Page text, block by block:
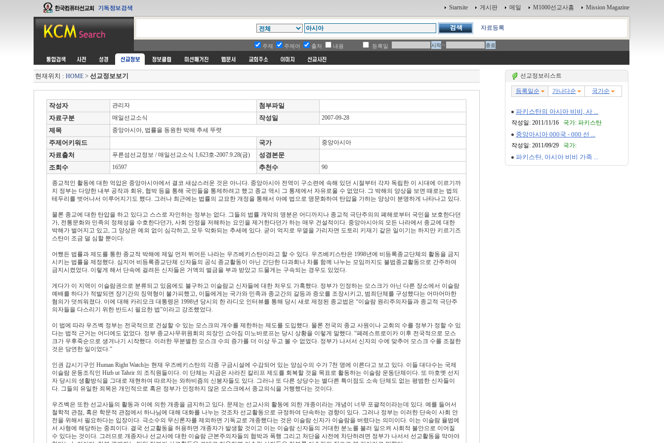
Startsite 게시판 메일 M1000선교사홈 Mission Magazine
자료등록
주제 주제어 출처 내용 등록일 ~
현재위치 : HOME> 선교정보보기
작성자 관리자
첨부파일
자료구분
매일선교소식 작성일 2007-09-28
제목 중앙아시아, 법률을 동원한 박해 추세 뚜렷
주제어키워드 국가 중앙아시아
자료출처 푸른섬선교정보 / 매일선교소식 1,623호-2007.9.28(금)
성경본문
조회수
16597 추천수 90
종교적인 활동에 대한 억압은 중앙아시아에서 결코 새삼스러운 것은 아니다. 중앙아시아 전역이 구소련에 속해 있던 시절부터 각자 독립한 이 시대에 이르기까
지 정부는 다양한 내부 공작과 회유, 협박 등을 통해 국민들을 통제하려고 했고 종교 역시 그 통제에서 자유로울 수 없었다. 그 박해의 양상을 보면 때로는 법의
테두리를 벗어나서 이루어지기도 했다. 그러나 최근에는 법률의 교묘한 개정을 통해서 아예 법으로 명문화하여 탄압을 가하는 양상이 분명하게 나타나고 있다.
물론 종교에 대한 탄압을 하고 있다고 스스로 자인하는 정부는 없다. 그들의 법률 개악의 명분은 어디까지나 종교적 극단주의의 폐해로부터 국민을 보호한다던
가, 전통문화와 민족의 정체성을 수호한다던가, 사회 안정을 저해하는 요인을 제거한다던가 하는 매우 건설적이다. 중앙아시아의 모든 나라에서 종교에 대한
박해가 벌어지고 있고, 그 양상은 예외 없이 심각하고, 모두 악화되는 추세에 있다. 굳이 억지로 우열을 가리자면 도토리 키재기 같은 일이기는 하지만 키르기즈
스탄이 조금 덜 심할 뿐이다.
어쨌든 법률과 제도를 통한 종교적 박해에 제일 먼저 뛰어든 나라는 우즈베키스탄이라고 할 수 있다. 우즈베키스탄은 1998년에 비등록종교단체의 활동을 금지
시키는 법률을 제정했다. 심지어 비등록종교단체 신자들의 공식 종교활동이 아닌 간단한 다과회나 차를 함께 나누는 모임까지도 불법종교활동으로 간주하여
금지시켰었다. 이렇게 해서 단속에 걸려든 신자들은 거액의 벌금을 부과 받았고 드물게는 구속되는 경우도 있었다.
게다가 이 지역이 이슬람권으로 분류되고 있음에도 불구하고 이슬람교 신자들에 대한 처우도 가혹했다. 정부가 인정하는 모스크가 아닌 다른 장소에서 이슬람
예배를 하다가 적발되면 장기간의 징역형이 불가피했고, 이들에게는 국가와 민족과 종교간의 갈등과 증오를 조장시키고, 범죄단체를 구성했다는 어마어마한
혐의가 덧씌워졌다. 이에 대해 카리모크 대통령은 1998년 당시의 한 라디오 인터뷰를 통해 당시 새로 제정된 종교법은 “이슬람 원리주의자들과 종교적 극단주
의자들을 다스리기 위한 반드시 필요한 법”이라고 강조했었다.
이 법에 따라 우즈벡 정부는 전국적으로 건설할 수 있는 모스크의 개수를 제한하는 제도를 도입했다. 물론 전국의 종교 사원이나 교회의 수를 정부가 정할 수 있
다는 법적 근거는 어디에도 없었다. 정부 종교사무위원회의 의장인 쇼아짐 미노바로프는 당시 상황을 이렇게 말했다. “페레스트로이카 이후 전국적으로 모스
크가 우후죽순으로 생겨나기 시작했다. 이러한 무분별한 모스크 수의 증가를 더 이상 두고 볼 수 없었다. 정부가 나서서 신자의 수에 맞추어 모스크 수를 조절한
것은 당연한 일이었다.”
인권 감시기구인 Human Right Watch는 현재 우즈베키스탄의 각종 구금시설에 수감되어 있는 양심수의 수가 7천 명에 이른다고 보고 있다. 이들 대다수는 국제
이슬람 운동조직인 Hizb ut Tahrir 의 조직원들이다. 이 단체는 지금은 사라진 칼리프 제도를 회복할 것을 목표로 활동하는 이슬람 운동단체이다. 또 마호멧 선지
자 당시의 생활방식을 그대로 재현하여 따르자는 와하비즘의 신봉자들도 있다. 그러나 또 다른 상당수는 별다른 특이점도 소속 단체도 없는 평범한 신자들이
다. 그들의 유일한 죄목은 개인적으로 혹은 정부가 인정하지 않은 모스크에서 종교의식을 거행했다는 것이다.
우즈벡은 또한 선교사들의 활동과 이에 의한 개종을 금지하고 있다. 문제는 선교사의 활동에 의한 개종이라는 개념이 너무 포괄적이라는데 있다. 예를 들어서
철학적 관점, 혹은 학문적 관점에서 하나님에 대해 대화를 나누는 것조차 선교활동으로 규정하여 단속하는 경향이 있다. 그러나 정부는 이러한 단속이 사회 안
전을 위해서 필요하다는 입장이다. 극소수의 무신론자를 제외하면 기독교로 개종했다는 것은 이슬람 신자가 이슬람을 버렸다는 의미이다. 이는 이슬람 율법에
서 사형에 해당하는 중죄이다. 결국 선교활동을 허용하면 개종자가 발생할 것이고 이는 이슬람 신자들의 거대한 분노를 불러 일으켜 사회적 불안으로 이어질
수 있다는 것이다. 그러므로 개종자나 선교사에 대한 이슬람 근본주의자들의 협박과 폭행 그리고 처단을 사전에 차단하려면 정부가 나서서 선교활동을 막아야
선교정보리스트